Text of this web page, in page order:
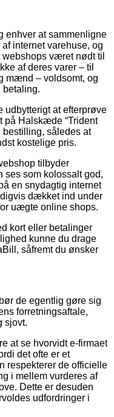
enhver at sammenligne
internet varehuse, og
været nødt til
af deres varer – til
mænd – voldsomt, og
betaling.
udbytterigt at efterprøve
på Halskæde “Trident
bestilling, således at
kostelige pris.
tilbyder
ses som kolossalt god,
en snydagtig internet
dækket ind under
uægte online shops.
kort eller betalinger
kunne du drage
såfremt du ønsker
de egentlig gøre sig
forretningsaftale,
sjovt.
at se hvorvidt e-firmaet
det ofte er et
respekterer de officielle
i mellem vurderes af
Dette er desuden
udfordringer i